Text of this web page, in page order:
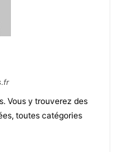
Vous y trouverez des
toutes catégories